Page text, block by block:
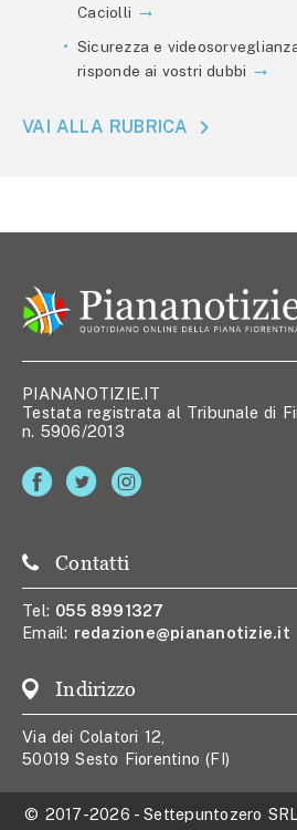
Caciolli
Sicurezza e
risponde ai vostri dubbi
VAI ALLA RUBRICA
PIANANOTIZIE.IT
Testata registrata al Tribunale di
n. 5906/2013
Contatti
Tel: 055 8991327
Email: redazione@piananotizie.it
Indirizzo
Via dei Colatori 12,
50019 Sesto Fiorentino (FI)
© 2017-2026 -Settepuntozero SRL